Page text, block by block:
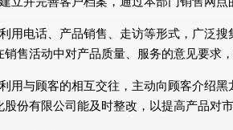
用电话、产品销售、走访等形式，广泛
销售活动中对产品质量、服务的意见要求
用与顾客的相互交往，主动向顾客介绍
股份有限公司能及时整改，以提高产品对